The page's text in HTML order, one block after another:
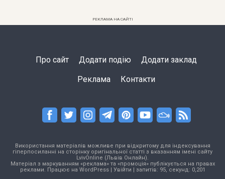
РЕКЛАМА НА САЙТІ
Про сайт Додати подію Додати заклад
Реклама Контакти
Використання матеріалів можливе при відкритому для індексування
гіперпосиланні на сторінку оригінальної статті з вказанням імені сайту
LvivOnline (Львів Онлайн).
Матеріал з маркуванням «реклама» та «промоція» публікується на правах
реклами. Працює на WordPress| Увійти | запитів: 95, секунд: 0,201